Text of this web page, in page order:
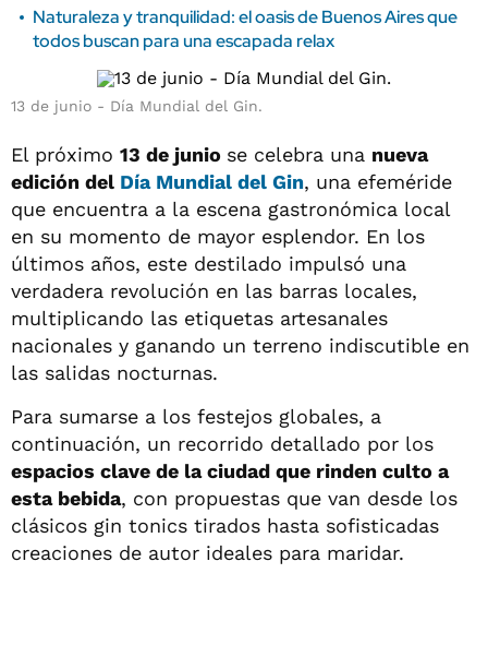
Naturaleza y tranquilidad: el oasis de Buenos Aires que
todos buscan para una escapada relax
13 de junio - Día Mundial del Gin.
El próximo 13 de junio se celebra una nueva
edición del Día Mundial del Gin, una efeméride
que encuentra a la escena gastronómica local
en su momento de mayor esplendor. En los
últimos años, este destilado impulsó una
verdadera revolución en las barras locales,
multiplicando las etiquetas artesanales
nacionales y ganando un terreno indiscutible en
las salidas nocturnas.
Para sumarse a los festejos globales, a
continuación, un recorrido detallado por los
espacios clave de la ciudad que rinden culto a
esta bebida, con propuestas que van desde los
clásicos gin tonics tirados hasta sofisticadas
creaciones de autor ideales para maridar.